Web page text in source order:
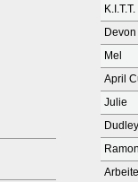
K.I.T.T.
Mel
April
Julie
Dudley